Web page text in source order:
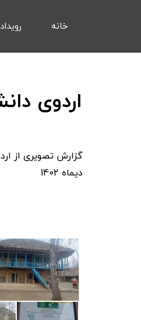
خانه
اردوی
گزارش تصویری از
​​​​​​​دیماه 1402